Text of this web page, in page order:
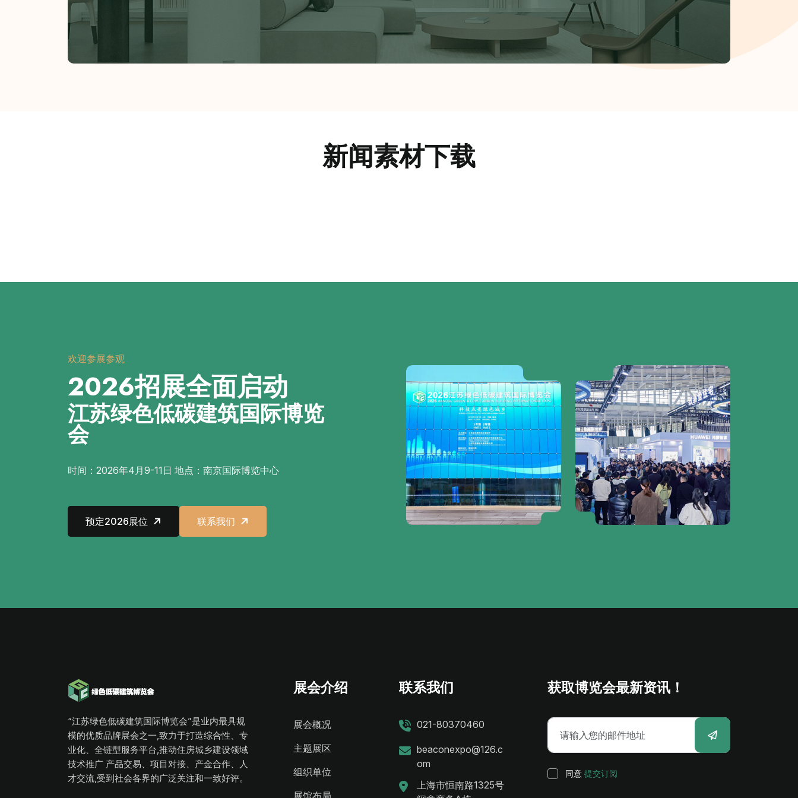
新闻素材下载
欢迎参展参观
2026招展全面启动
江苏绿色低碳建筑国际博览
会
时间：2026年4月9-11日 地点：南京国际博览中心
预定2026展位 联系我们
“江苏绿色低碳建筑国际博览会”是业内最具规
模的优质品牌展会之一,致力于打造综合性、专
业化、全链型服务平台,推动住房城乡建设领域
技术推广 产品交易、项目对接、产金合作、人
才交流,受到社会各界的广泛关注和一致好评。
展会介绍
展会概况
主题展区
组织单位
展馆布局
联系我们
021-80370460
beaconexpo@126.c
om
上海市恒南路1325号
获取博览会最新资讯！
同意 提交订阅